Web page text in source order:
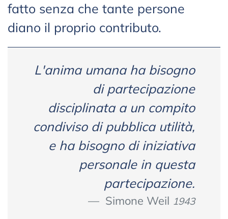
fatto senza che tante persone
diano il proprio contributo.
L'anima umana ha bisogno
di partecipazione
disciplinata a un compito
condiviso di pubblica utilità,
e ha bisogno di iniziativa
personale in questa
partecipazione.
Simone Weil 1943